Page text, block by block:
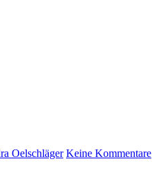
Oelschläger Keine Kommentare